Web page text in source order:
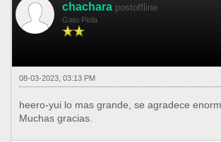
chachara postoffline
Gato Piola
08-03-2023, 03:13 PM
heero-yui lo mas grande, se agradece
Muchas gracias.